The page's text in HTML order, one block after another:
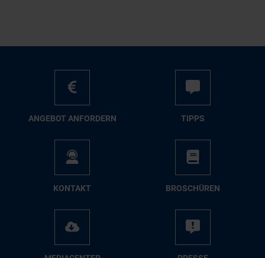
AN­GE­BOT AN­FOR­DERN TIPPS
KON­TAKT BRO­SCHÜ­REN